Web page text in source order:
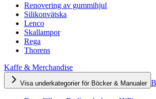
Renovering av gummihjul
Silikonvätska
Lenco
Skallampor
Rega
Thorens
Kaffe & Merchandise
Visa underkategorier för Böcker & Manualer